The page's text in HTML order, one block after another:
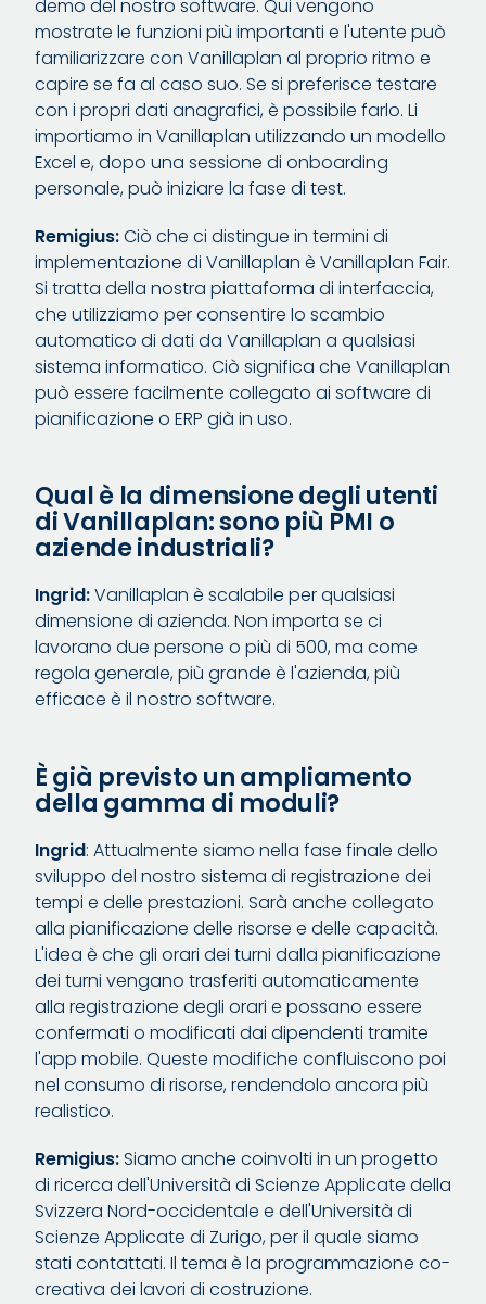
demo del nostro software. Qui vengono
mostrate le funzioni più importanti e l'utente può
familiarizzare con Vanillaplan al proprio ritmo e
capire se fa al caso suo. Se si preferisce testare
con i propri dati anagrafici, è possibile farlo. Li
importiamo in Vanillaplan utilizzando un modello
Excel e, dopo una sessione di onboarding
personale, può iniziare la fase di test.
Remigius:Ciò che ci distingue in termini di
implementazione di Vanillaplan è Vanillaplan Fair.
Si tratta della nostra piattaforma di interfaccia,
che utilizziamo per consentire lo scambio
automatico di dati da Vanillaplan a qualsiasi
sistema informatico. Ciò significa che Vanillaplan
può essere facilmente collegato ai software di
pianificazione o ERP già in uso.
Qual è la dimensione degli utenti
di Vanillaplan: sono più PMI o
aziende industriali?
Ingrid:Vanillaplan è scalabile per qualsiasi
dimensione di azienda. Non importa se ci
lavorano due persone o più di 500, ma come
regola generale, più grande è l'azienda, più
efficace è il nostro software.
È già previsto un ampliamento
della gamma di moduli?
Ingrid: Attualmente siamo nella fase finale dello
sviluppo del nostro sistema di registrazione dei
tempi e delle prestazioni. Sarà anche collegato
alla pianificazione delle risorse e delle capacità.
L'idea è che gli orari dei turni dalla pianificazione
dei turni vengano trasferiti automaticamente
alla registrazione degli orari e possano essere
confermati o modificati dai dipendenti tramite
l'app mobile. Queste modifiche confluiscono poi
nel consumo di risorse, rendendolo ancora più
realistico.
Remigius:Siamo anche coinvolti in un progetto
di ricerca dell'Università di Scienze Applicate della
Svizzera Nord-occidentale e dell'Università di
Scienze Applicate di Zurigo, per il quale siamo
stati contattati. Il tema è la programmazione co-
creativa dei lavori di costruzione.